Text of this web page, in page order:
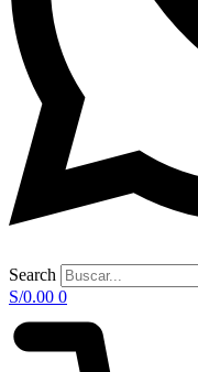
Search
S/0.00 0